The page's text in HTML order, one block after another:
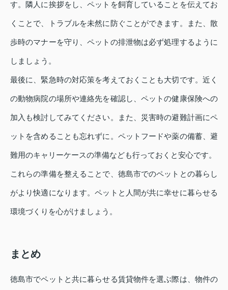
す。隣人に挨拶をし、ペットを飼育していることを伝えてお
くことで、トラブルを未然に防ぐことができます。また、散
歩時のマナーを守り、ペットの排泄物は必ず処理するように
しましょう。
最後に、緊急時の対応策を考えておくことも大切です。近く
の動物病院の場所や連絡先を確認し、ペットの健康保険への
加入も検討してみてください。また、災害時の避難計画にペ
ットを含めることも忘れずに。ペットフードや薬の備蓄、避
難用のキャリーケースの準備なども行っておくと安心です。
これらの準備を整えることで、徳島市でのペットとの暮らし
がより快適になります。ペットと人間が共に幸せに暮らせる
環境づくりを心がけましょう。
まとめ
徳島市でペットと共に暮らせる賃貸物件を選ぶ際は、物件の